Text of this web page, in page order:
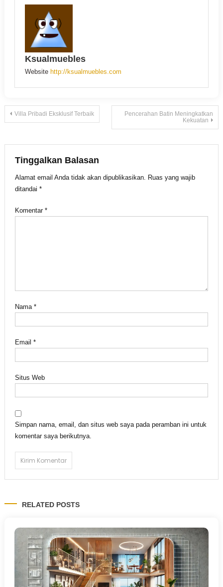
Ksualmuebles
Website http://ksualmuebles.com
Navigasi
Villa Pribadi Eksklusif Terbaik
Pencerahan Batin Meningkatkan
Kekuatan
Tinggalkan Balasan
Alamat email Anda tidak akan dipublikasikan.
Ruas yang wajib
ditandai *
Komentar *
Nama *
Email *
Situs Web
Simpan nama, email, dan situs web saya pada peramban ini untuk
komentar saya berikutnya.
RELATED POSTS